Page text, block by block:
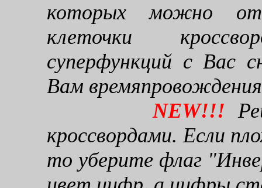
которых можно
клеточки
суперфункций с Вас
Вам
NEW!!!
кроссвордами. Если
то уберите флаг